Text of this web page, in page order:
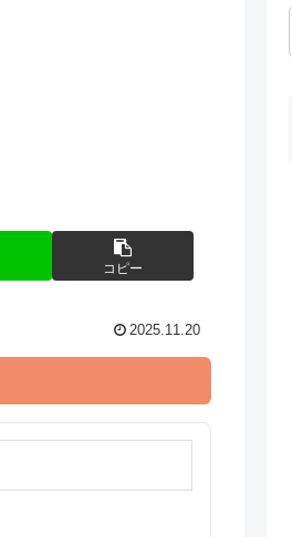
コピー
2025.11.20